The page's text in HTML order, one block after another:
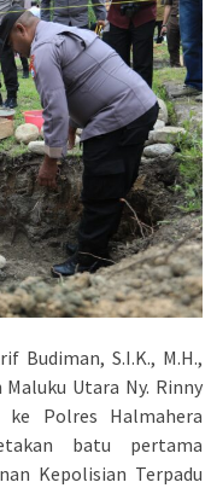
Budiman, S.I.K., M.H.,
Utara Ny. Rinny
ke Polres Halmahera
batu pertama
Kepolisian Terpadu